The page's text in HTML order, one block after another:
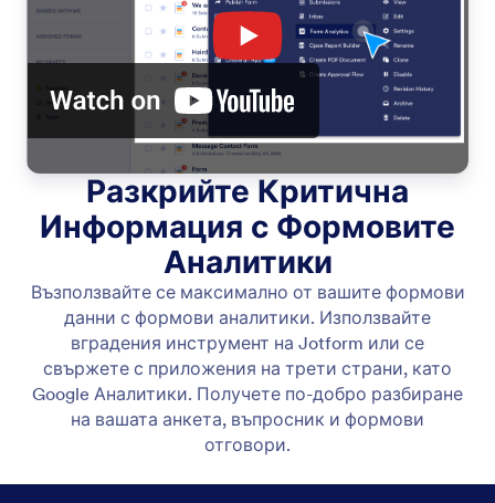
измервайте поведението на потребителите,
създайте визуални отчети, свържете се с Google
Аналитики и други джаджи на трети страни и
много повече.
Search all features
Функции на Jotform Аналитики Категория
Категории за функции